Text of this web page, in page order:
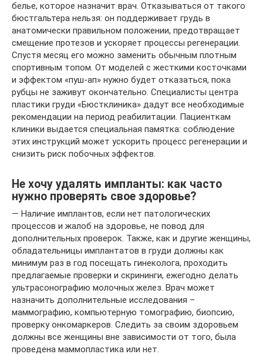
белье, которое назначит врач. Отказываться от такого
бюстгальтера нельзя: он поддерживает грудь в
анатомически правильном положении, предотвращает
смещение протезов и ускоряет процессы регенерации.
Спустя месяц его можно заменить обычным плотным
спортивным топом. От моделей с жесткими косточками
и эффектом «пуш-ап» нужно будет отказаться, пока
рубцы не заживут окончательно. Специалисты центра
пластики груди «Бюстклиника» дадут все необходимые
рекомендации на период реабилитации. Пациенткам
клиники выдается специальная памятка: соблюдение
этих инструкций может ускорить процесс регенерации и
снизить риск побочных эффектов.
Не хочу удалять импланты: как часто
нужно проверять свое здоровье?
— Наличие имплантов, если нет патологических
процессов и жалоб на здоровье, не повод для
дополнительных проверок. Также, как и другие женщины,
обладательницы имплантатов в груди должны как
минимум раз в год посещать гинеколога, проходить
предлагаемые проверки и скрининги, ежегодно делать
ультрасонографию молочных желез. Врач может
назначить дополнительные исследования –
маммографию, компьютерную томографию, биопсию,
проверку онкомаркеров. Следить за своим здоровьем
должны все женщины вне зависимости от того, была
проведена маммопластика или нет.